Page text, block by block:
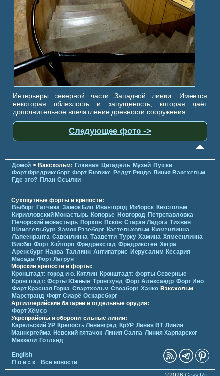
Интерьеры северной части Западной линии. Имеется
некоторая облезлость и запущеность, которая даёт
дополнительное впечатление древности сооружения.
Следующее фото ->
Домой > Ваксхольм: Главная Цитадель Музей Пушки
Форт Фредриксборг Форт Бювикc Редут Риндо Линия Ваксхольм
Где это? План Ссылки
Сухопутные форты и крепости:
Выборг Гатчина Замок Бип Ивангород Изборск Кексгольм
Кирилловский Монастырь Копорье Новгород Петропавловка
Печорcкий монастырь Порхов Псков Старая Ладога Тихвин
Шлиссельбург Замок Разеборг Кастельхольм Кюменлинна
Лапеенранта Савонлинна Тааветти Турку Хамина Хямеенлинна
Висбю Форт Хойторп Фредрикстад Фредрикстен Хегра
Аренсбург Нарва Таллинн Антипатрис Иерусалим Кесария
Масада Форт Латрун
Морские крепости и форты:
Кронштадт: город и о. Котлин Кронштадт: форты Северные
Кронштадт: Форты Южные Тронгзунд Форт Александр Форт Ино
Форт Красная Горка Свартхольм Свеаборг Ханко Ваксхольм
Марстранд Форт Сиарё Оскарсборг
Артиллерийские батареи и отдельные орудия:
Форт Хёмсо
Укрепрайоны и оборонительные линии:
Карельский УР Крепость Ленинград КрУР Линия ВТ Линия
Маннергейма Невский пятачок Линия Салпа Линия Харпарског
Миккели Готланд
English
П о и с к
Все новости